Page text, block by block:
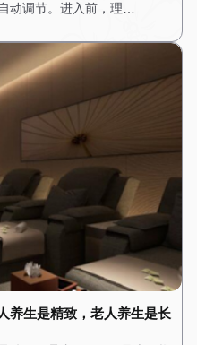
动调节。进入前，理…
养生是精致，老人养生是长